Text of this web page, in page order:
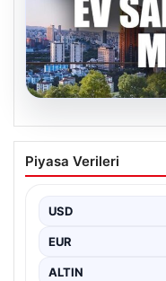
05.08.2026
DAP Yapı’dan
Konut
Hayata Geçiyor
Gayrimenkul
projeleriyle tanınan
çekici bir adım…
Piyasa Verileri
USD
EUR
ALTIN